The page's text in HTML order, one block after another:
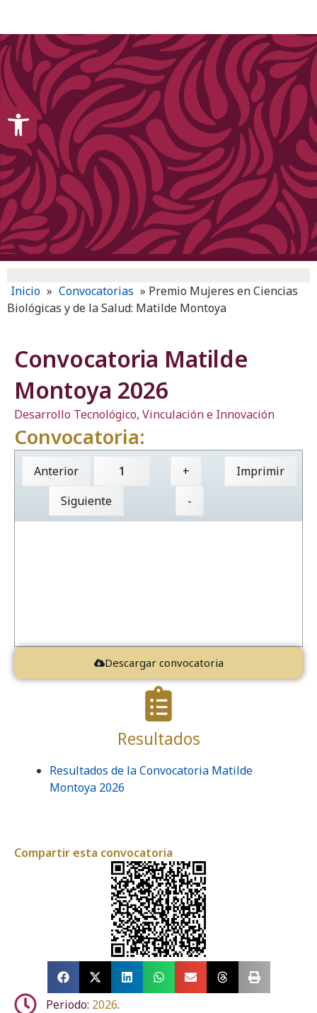
Inicio » Convocatorias » Premio Mujeres en Ciencias
Biológicas y de la Salud: Matilde Montoya
Convocatoria Matilde
Montoya 2026
Desarrollo Tecnológico, Vinculación e Innovación
Convocatoria:
Anterior
Siguiente
+
-
Imprimir
Descargar convocatoria
Resultados
Resultados de la Convocatoria Matilde
Montoya 2026
Compartir esta convocatoria
Periodo: 2026.
Open toolbar